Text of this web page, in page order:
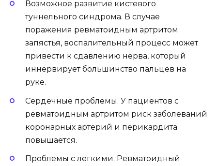
Возможное развитие кистевого
туннельного синдрома. В случае
поражения ревматоидным артритом
запястья, воспалительный процесс может
привести к сдавлению нерва, который
иннервирует большинство пальцев на
руке.
Сердечные проблемы. У пациентов с
ревматоидным артритом риск заболеваний
коронарных артерий и перикардита
повышается.
Проблемы с легкими. Ревматоидный